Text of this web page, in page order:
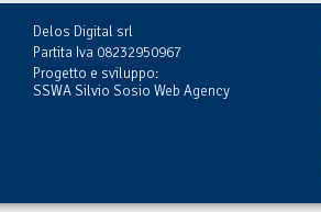
Delos Digital srl
Partita Iva 08232950967
Progetto e sviluppo:
SSWA Silvio Sosio Web Agency